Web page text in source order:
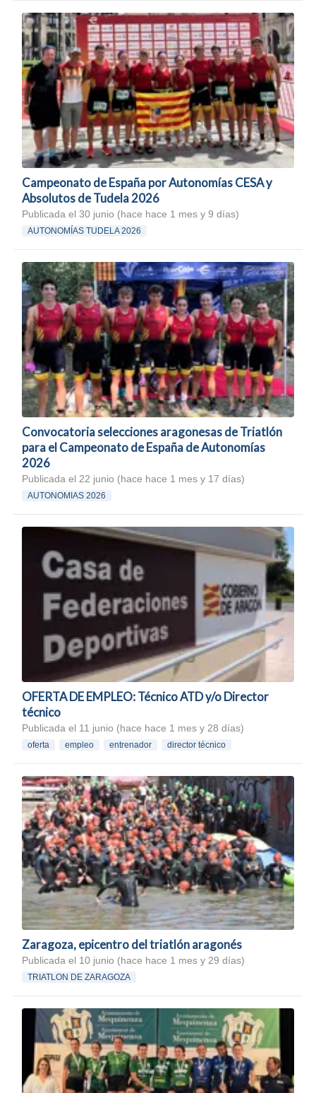
Campeonato de España por Autonomías CESA y
Absolutos de Tudela 2026
Publicada el 30 junio (hace hace 1 mes y 9 días)
AUTONOMÍAS TUDELA 2026
Convocatoria selecciones aragonesas de Triatlón
para el Campeonato de España de Autonomías
2026
Publicada el 22 junio (hace hace 1 mes y 17 días)
AUTONOMIAS 2026
OFERTA DE EMPLEO: Técnico ATD y/o Director
técnico
Publicada el 11 junio (hace hace 1 mes y 28 días)
oferta empleo entrenador director técnico
Zaragoza, epicentro del triatlón aragonés
Publicada el 10 junio (hace hace 1 mes y 29 días)
TRIATLON DE ZARAGOZA